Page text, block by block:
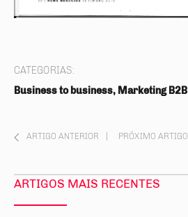
CATEGORIAS:
Business to business, Marketing B2B
ARTIGO ANTERIOR PRÓXIMO ARTIGO
ARTIGOS MAIS RECENTES